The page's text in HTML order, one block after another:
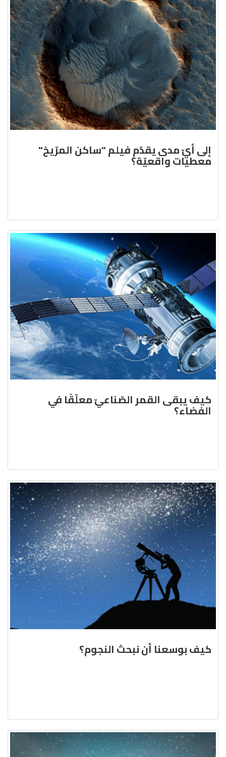
إلى أيّ مدى يقدّم فيلم "ساكن المرّيخ"
معطيات واقعيّة؟
كيف يبقى القمر الصّناعيّ معلّقًا في
الفضاء؟
كيف بوسعنا أن نبحث النجوم؟